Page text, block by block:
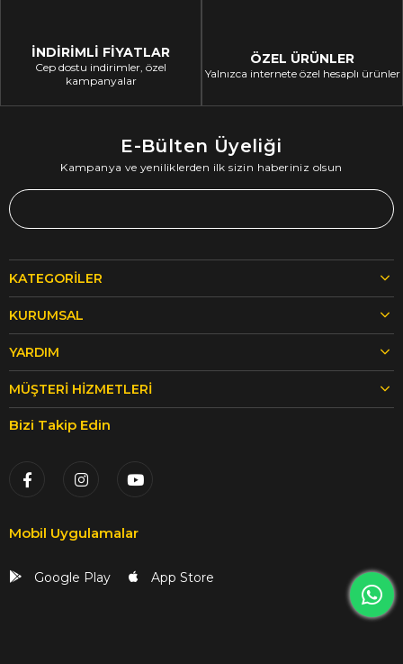
İNDİRİMLİ FİYATLAR
Cep dostu indirimler, özel
kampanyalar
ÖZEL ÜRÜNLER
Yalnızca internete özel hesaplı ürünler
E-Bülten Üyeliği
Kampanya ve yeniliklerden ilk sizin haberiniz olsun
KATEGORILER
KURUMSAL
YARDIM
MÜŞTERI HIZMETLERI
Bizi Takip Edin
Mobil Uygulamalar
Google Play App Store